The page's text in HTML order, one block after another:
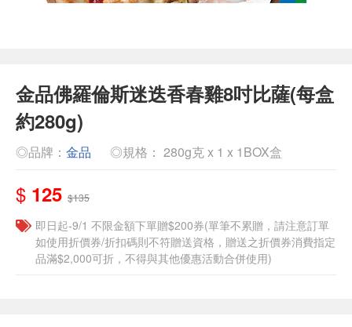
金品佛羅倫斯迷迭香春雞8吋比薩(每盒
約280g)
◎品牌： 金品 ◎規格： 280g克 x 1 x 1BOX盒
$ 125 $135
即日起-9/1 不限金額下單贈$200券(單筆不累贈，請注意訂單
如使用折價券/折扣碼則不符贈送資格，贈送之折價券消費指定
品滿$2,000可折，不得與其他優惠活動合併使用)